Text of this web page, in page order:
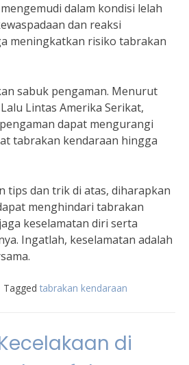
dalam kondisi lelah
dan reaksi
meningkatkan risiko tabrakan
sabuk pengaman. Menurut
Lintas Amerika Serikat,
dapat mengurangi
tabrakan kendaraan hingga
tips dan trik di atas, diharapkan
menghindari tabrakan
keselamatan diri serta
Ingatlah, keselamatan adalah
Tagged tabrakan kendaraan
di